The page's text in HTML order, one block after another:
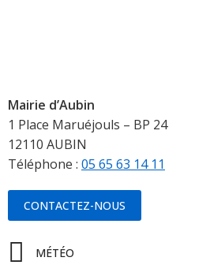
Mairie d’Aubin
1 Place Maruéjouls – BP 24
12110 AUBIN
Téléphone : 05 65 63 14 11
CONTACTEZ-NOUS
MÉTÉO